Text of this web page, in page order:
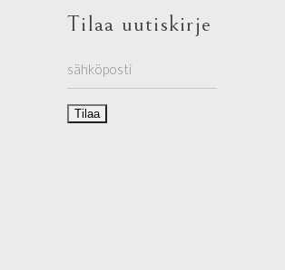
Tilaa uutiskirje